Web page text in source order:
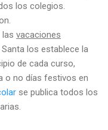
los colegios.
las vacaciones
los establece la
de cada curso,
o no días festivos en
se publica todos los